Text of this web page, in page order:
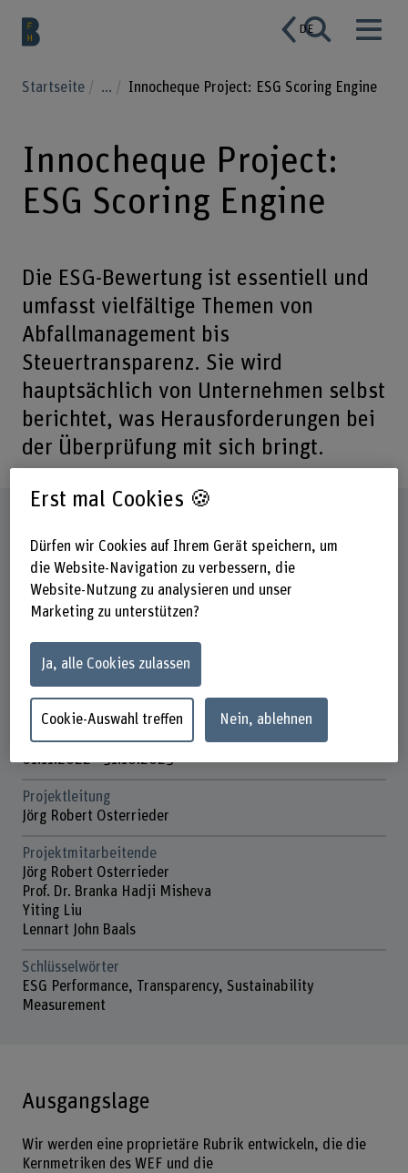
DE
Startseite ... Innocheque Project: ESG Scoring Engine
Innocheque Project:
ESG Scoring Engine
Die ESG-Bewertung ist essentiell und
umfasst vielfältige Themen von
Abfallmanagement bis
Steuertransparenz. Sie wird
hauptsächlich von Unternehmen selbst
berichtet, was Herausforderungen bei
der Überprüfung mit sich bringt.
Beteiligte Departemente
Wirtschaft
Institut Applied Data Science & Finance
Förderorganisation
Innosuisse
Laufzeit (geplant)
01.11.2022 - 31.10.2023
Projektleitung
Jörg Robert Osterrieder
Projektmitarbeitende
Jörg Robert Osterrieder
Prof. Dr. Branka Hadji Misheva
Yiting Liu
Lennart John Baals
Schlüsselwörter
ESG Performance, Transparency, Sustainability
Measurement
Ausgangslage
Wir werden eine proprietäre Rubrik entwickeln, die die
Kernmetriken des WEF und die
Erst mal Cookies 🍪
Dürfen wir Cookies auf Ihrem Gerät speichern, um
die Website-Navigation zu verbessern, die
Website-Nutzung zu analysieren und unser
Marketing zu unterstützen?
Ja, alle Cookies zulassen
Cookie-Auswahl treffen Nein, ablehnen